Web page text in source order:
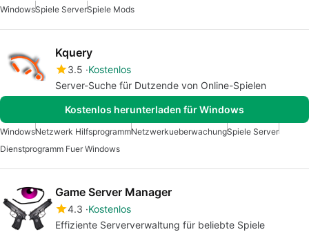
WindowsSpiele ServerSpiele Mods
Kquery
3.5 Kostenlos
Server-Suche für Dutzende von Online-Spielen
Kostenlos herunterladen für Windows
WindowsNetzwerk HilfsprogrammNetzwerkueberwachungSpiele Server
Dienstprogramm Fuer Windows
Game Server Manager
4.3 Kostenlos
Effiziente Serververwaltung für beliebte Spiele